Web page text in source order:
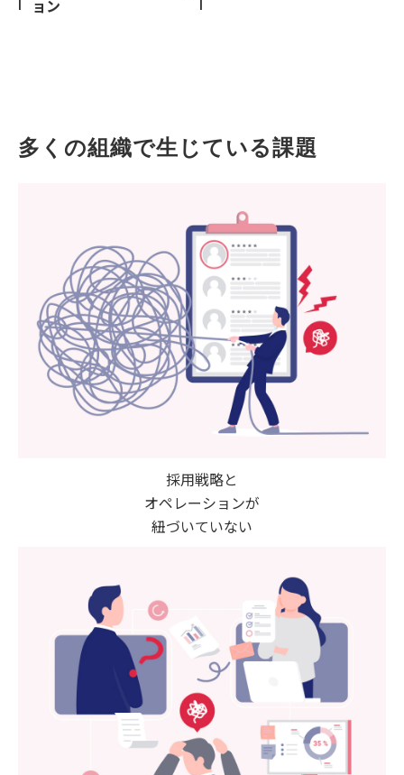
ョン
多くの組織で生じている課題
採用戦略と
オペレーションが
紐づいていない